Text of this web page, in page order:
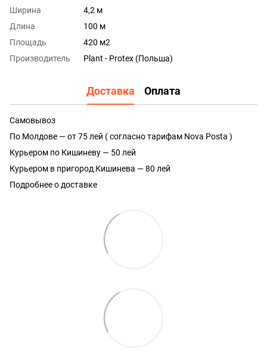
Ширина
4,2 м
Длина
100 м
Площадь
420 м2
Производитель
Plant - Protex (Польша)
Доставка Оплата
Самовывоз
По Молдове — от 75 лей ( согласно тарифам Nova Posta )
Курьером по Кишиневу — 50 лей
Курьером в пригород Кишинева — 80 лей
Подробнее о доставке